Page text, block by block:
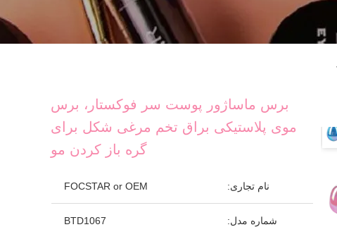
برس ماساژور پوست سر فوکستار، برس
موی پلاستیکی براق تخم مرغی شکل برای
گره باز کردن مو
نام تجاری: FOCSTAR or OEM
شماره مدل: BTD1067